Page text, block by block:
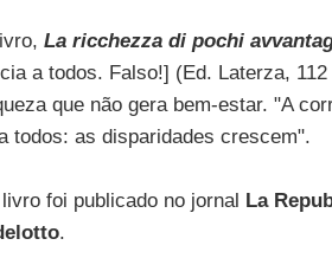
La ricchezza di pochi
a todos. Falso!] (Ed. Laterza,
que não gera bem-estar. "A
todos: as disparidades crescem".
foi publicado no jornal La
.